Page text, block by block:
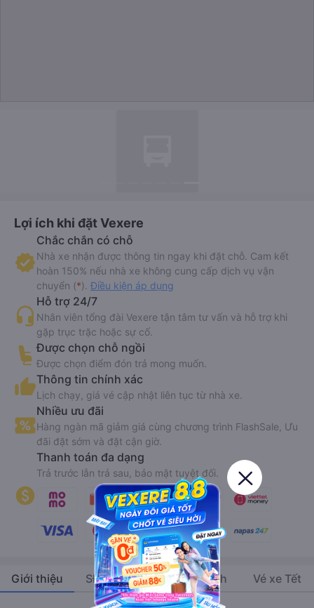
Lợi ích khi đặt Vexere
Chắc chắn có chỗ
Nhà xe nhận được thông tin ngay khi đặt chỗ. Cam kết
hoàn 150% nếu nhà xe không cung cấp dịch vụ vận
chuyển (*). Điều kiện áp dụng
Hỗ trợ 24/7
Nhân viên tổng đài Vexere tận tâm tư vấn và hỗ trợ khi
gặp trục trặc hoặc sự cố.
Được chọn chỗ ngồi
Được chọn điểm đón trả mong muốn.
Thông tin chính xác
Lịch chạy, giá vé cập nhật liên tục từ nhà xe.
Nhiều ưu đãi
Hàng ngàn mã giảm giá cùng chương trình FlashSale, Ưu
đãi đặt sớm và đặt cận giờ.
Thanh toán đa dạng
Trả trước lẫn trả sau, bảo mật tuyệt đối.
Giới thiệu SĐT - Địa chỉ Hình ảnh Vé xe Tết